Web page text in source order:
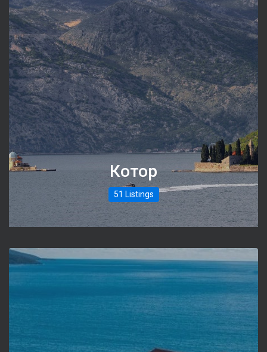
Котор
51 Listings